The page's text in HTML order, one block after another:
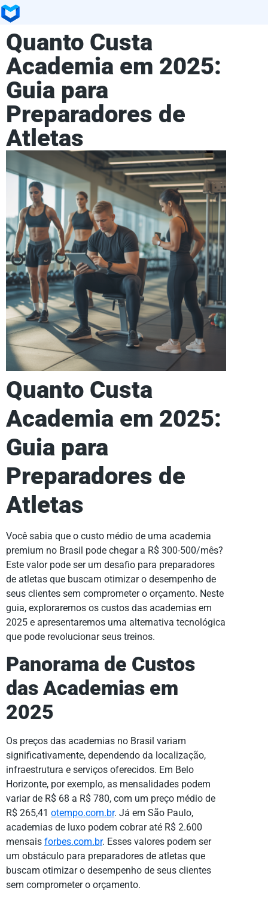
Quanto Custa
Academia em 2025:
Guia para
Preparadores de
Atletas
Quanto Custa
Academia em 2025:
Guia para
Preparadores de
Atletas
Você sabia que o custo médio de uma academia
premium no Brasil pode chegar a R$ 300-500/mês?
Este valor pode ser um desafio para preparadores
de atletas que buscam otimizar o desempenho de
seus clientes sem comprometer o orçamento. Neste
guia, exploraremos os custos das academias em
2025 e apresentaremos uma alternativa tecnológica
que pode revolucionar seus treinos.
Panorama de Custos
das Academias em
2025
Os preços das academias no Brasil variam
significativamente, dependendo da localização,
infraestrutura e serviços oferecidos. Em Belo
Horizonte, por exemplo, as mensalidades podem
variar de R$ 68 a R$ 780, com um preço médio de
R$ 265,41 otempo.com.br. Já em São Paulo,
academias de luxo podem cobrar até R$ 2.600
mensais forbes.com.br. Esses valores podem ser
um obstáculo para preparadores de atletas que
buscam otimizar o desempenho de seus clientes
sem comprometer o orçamento.